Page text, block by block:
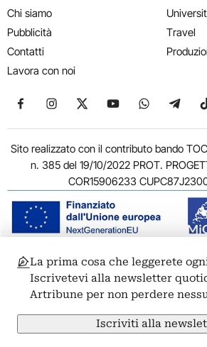
Chi siamo
Pubblicità
Contatti
Lavora con noi
Travel
Seguici su Facebook
Seguici su Instagram
Seguici su X
Seguici suSeguici su
Sito realizzato con il contributo bando
n. 385 del 19/10/2022 PROT.
COR15906233
© 2011-2026 ARTRIBUNE srl – Corso
00186 Roma - P.I. 11381581005
Privacy: Responsabile della protezione dei
ARTRIBUNE srl – Corso Vittorio Emanuele
Termini e condizioniPrivacy PolicyCookie
La prima cosa che leggerete
Iscrivetevi alla newsletter
Artribune per non perdere
Iscriviti alla